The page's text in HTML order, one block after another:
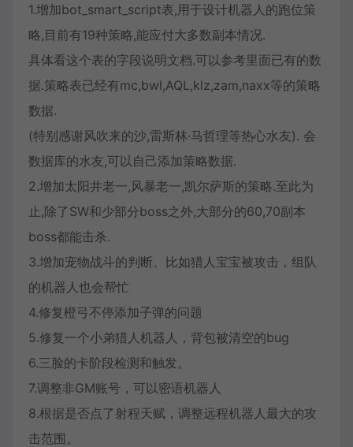
1.增加bot_smart_script表,用于设计机器人的跑位策
略,目前有19种策略,能应付大多数副本情况.
具体看这个表的字段说明文档.可以参考里面已有的数
据.策略表已经有mc,bwl,AQL,klz,zam,naxx等的策略
数据.
(特别感谢风吹来的沙,雷斯林·马哲理等热心水友). 会
数据库的水友,可以自己添加策略数据.
2.增加太阳井老一,风暴老一,凯尔萨斯的策略.至此为
止,除了SW和少部分boss之外,大部分的60,70副本
boss都能击杀.
3.增加宠物战斗的判断。比如猎人宝宝被攻击，组队
的机器人也会帮忙
4.修复橙弓不停添加子弹的问题
5.修复一个小弟猎人机器人，背包被清空的bug
6.三脸的卡阶段检测和触发。
7.调整非GM账号，可以密语机器人
8.根据是否点了射程天赋，调整远程机器人最大的攻
击范围。